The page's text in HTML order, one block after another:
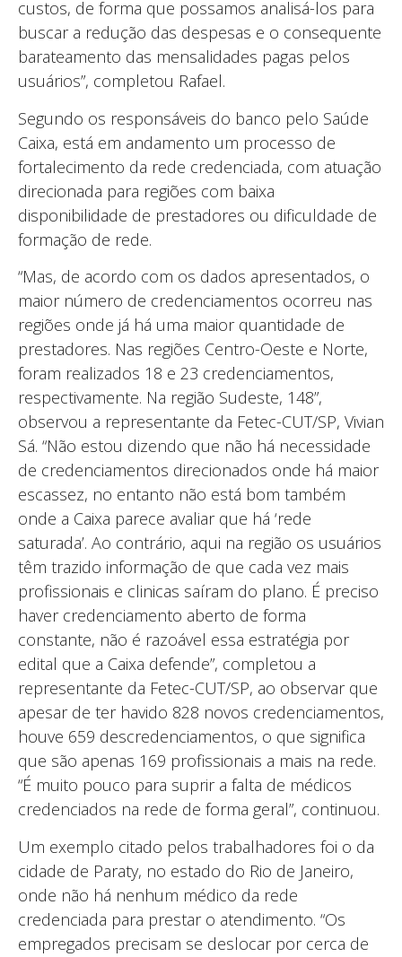
custos, de forma que possamos analisá-los para
buscar a redução das despesas e o consequente
barateamento das mensalidades pagas pelos
usuários”, completou Rafael.
Segundo os responsáveis do banco pelo Saúde
Caixa, está em andamento um processo de
fortalecimento da rede credenciada, com atuação
direcionada para regiões com baixa
disponibilidade de prestadores ou dificuldade de
formação de rede.
“Mas, de acordo com os dados apresentados, o
maior número de credenciamentos ocorreu nas
regiões onde já há uma maior quantidade de
prestadores. Nas regiões Centro-Oeste e Norte,
foram realizados 18 e 23 credenciamentos,
respectivamente. Na região Sudeste, 148”,
observou a representante da Fetec-CUT/SP, Vivian
Sá. “Não estou dizendo que não há necessidade
de credenciamentos direcionados onde há maior
escassez, no entanto não está bom também
onde a Caixa parece avaliar que há ‘rede
saturada’. Ao contrário, aqui na região os usuários
têm trazido informação de que cada vez mais
profissionais e clinicas saíram do plano. É preciso
haver credenciamento aberto de forma
constante, não é razoável essa estratégia por
edital que a Caixa defende”, completou a
representante da Fetec-CUT/SP, ao observar que
apesar de ter havido 828 novos credenciamentos,
houve 659 descredenciamentos, o que significa
que são apenas 169 profissionais a mais na rede.
“É muito pouco para suprir a falta de médicos
credenciados na rede de forma geral”, continuou.
Um exemplo citado pelos trabalhadores foi o da
cidade de Paraty, no estado do Rio de Janeiro,
onde não há nenhum médico da rede
credenciada para prestar o atendimento. “Os
empregados precisam se deslocar por cerca de